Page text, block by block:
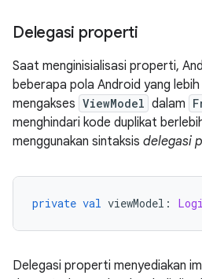
Delegasi properti
Saat menginisialisasi properti,
beberapa pola Android yang
mengakses ViewModel dalam
menghindari kode duplikat
menggunakan sintaksis delegasi
private val viewModel :
Delegasi properti menyediakan